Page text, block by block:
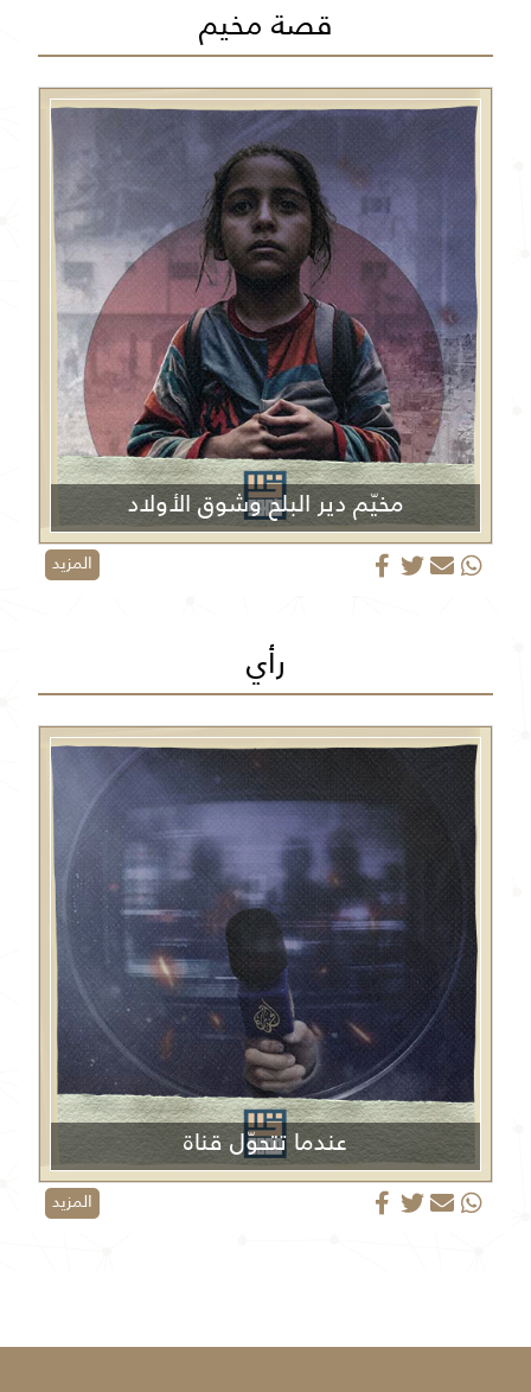
قصة مخيم
مخيّم دير البلح وشوق الأولاد
المزيد
رأي
عندما تتحوّل قناة
الجزيرة من منبر إعلامي إلى منصة دعائية
المزيد